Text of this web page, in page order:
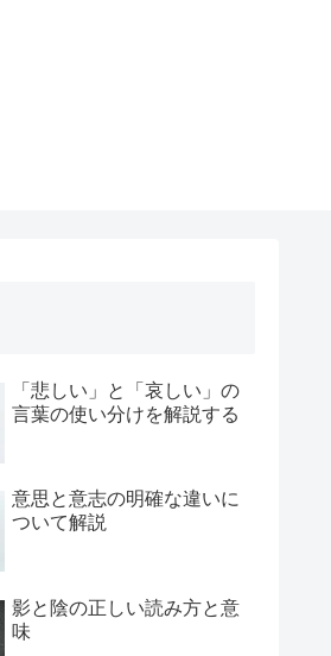
「悲しい」と「哀しい」の
言葉の使い分けを解説する
意思と意志の明確な違いに
ついて解説
影と陰の正しい読み方と意
味